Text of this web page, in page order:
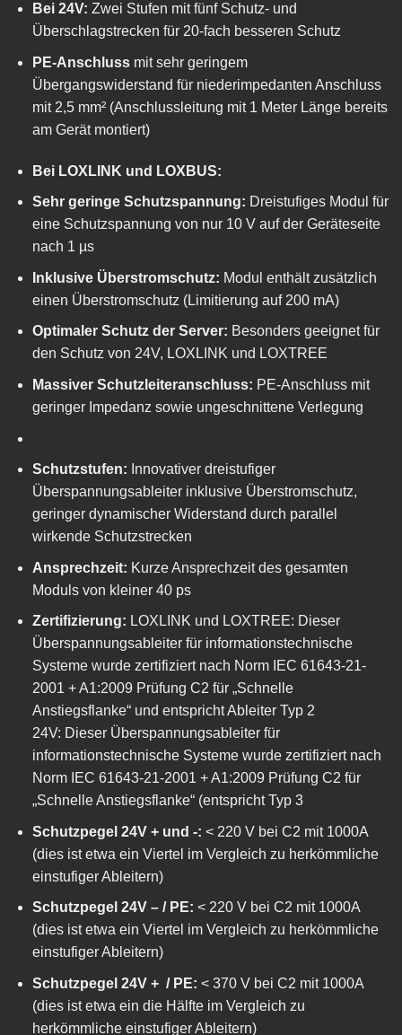
Bei 24V: Zwei Stufen mit fünf Schutz- und
Überschlagstrecken für 20-fach besseren Schutz
PE-Anschlussmit sehr geringem
Übergangswiderstand für niederimpedanten Anschluss
mit 2,5 mm² (Anschlussleitung mit 1 Meter Länge bereits
am Gerät montiert)
Bei LOXLINK und LOXBUS:
Sehr geringe Schutzspannung: Dreistufiges Modul für
eine Schutzspannung von nur 10 V auf der Geräteseite
nach 1 µs
Inklusive Überstromschutz: Modul enthält zusätzlich
einen Überstromschutz (Limitierung auf 200 mA)
Optimaler Schutz der Server: Besonders geeignet für
den Schutz von 24V, LOXLINK und LOXTREE
Massiver Schutzleiteranschluss: PE-Anschluss mit
geringer Impedanz sowie ungeschnittene Verlegung
Schutzstufen: Innovativer dreistufiger
Überspannungsableiter inklusive Überstromschutz,
geringer dynamischer Widerstand durch parallel
wirkende Schutzstrecken
Ansprechzeit: Kurze Ansprechzeit des gesamten
Moduls von kleiner 40 ps
Zertifizierung: LOXLINK und LOXTREE: Dieser
Überspannungsableiter für informationstechnische
Systeme wurde zertifiziert nach Norm IEC 61643-21-
2001 + A1:2009 Prüfung C2 für „Schnelle
Anstiegsflanke“ und entspricht Ableiter Typ 2
24V: Dieser Überspannungsableiter für
informationstechnische Systeme wurde zertifiziert nach
Norm IEC 61643-21-2001 + A1:2009 Prüfung C2 für
„Schnelle Anstiegsflanke“ (entspricht Typ 3
Schutzpegel 24V + und -: < 220 V bei C2 mit 1000A
(dies ist etwa ein Viertel im Vergleich zu herkömmliche
einstufiger Ableitern)
Schutzpegel 24V – / PE: < 220 V bei C2 mit 1000A
(dies ist etwa ein Viertel im Vergleich zu herkömmliche
einstufiger Ableitern)
Schutzpegel 24V + / PE: < 370 V bei C2 mit 1000A
(dies ist etwa ein die Hälfte im Vergleich zu
herkömmliche einstufiger Ableitern)